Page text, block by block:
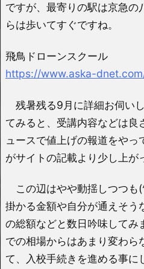
ですが、最寄りの駅は京急の
らは歩いてすぐですね。
飛鳥ドローンスクール
https://www.aska-
残暑残る9月に詳細お伺い
てみると、受講内容などは良
ュースで値上げの報道をや
がサイトの記載より少し上が
この辺はやや動揺しつつも
掛かる金額や自分が通えそう
の総額などと数日吟味してみ
での相場からはあまり変わら
て、入校手続きを進める事に